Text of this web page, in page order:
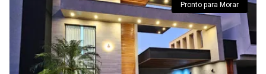
Pronto para Morar